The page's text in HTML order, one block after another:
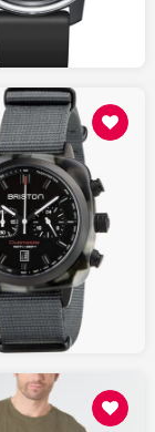
AMAZON.fr
330.00
AMAZON.fr